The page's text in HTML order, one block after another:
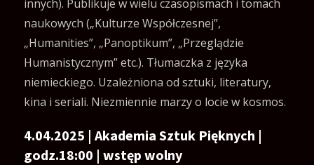
innych). Publikuje w wielu czasopismach i tomach
naukowych („Kulturze Współczesnej”,
„Humanities”, „Panoptikum”, „Przeglądzie
Humanistycznym” etc.). Tłumaczka z języka
niemieckiego. Uzależniona od sztuki, literatury,
kina i seriali. Niezmiennie marzy o locie w kosmos.
4.04.2025 | Akademia Sztuk Pięknych |
godz.18:00 | wstęp wolny